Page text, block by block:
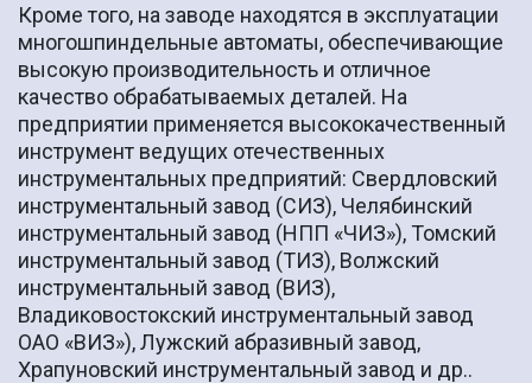
Кроме того, на заводе находятся в эксплуатации
многошпиндельные автоматы, обеспечивающие
высокую производительность и отличное
качество обрабатываемых деталей. На
предприятии применяется высококачественный
инструмент ведущих отечественных
инструментальных предприятий: Свердловский
инструментальный завод (СИЗ), Челябинский
инструментальный завод (НПП «ЧИЗ»), Томский
инструментальный завод (ТИЗ), Волжский
инструментальный завод (ВИЗ),
Владиковостокский инструментальный завод
ОАО «ВИЗ»), Лужский абразивный завод,
Храпуновский инструментальный завод и др..